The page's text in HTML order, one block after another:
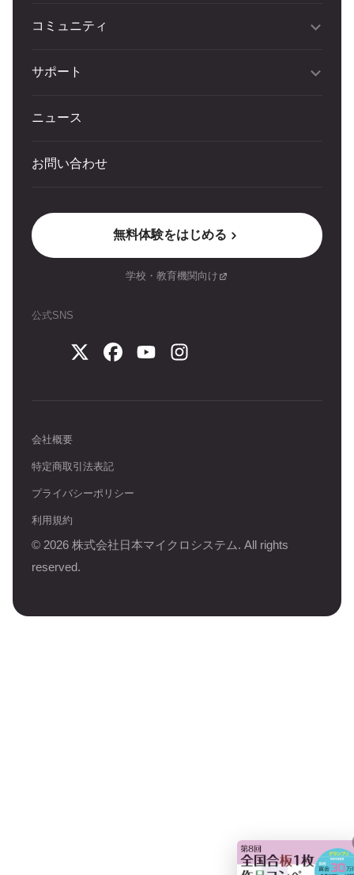
コミュニティ
サポート
ニュース
お問い合わせ
無料体験をはじめる
学校・教育機関向け
公式SNS
会社概要
特定商取引法表記
プライバシーポリシー
利用規約
© 2026 株式会社日本マイクロシステム. All rights
reserved.